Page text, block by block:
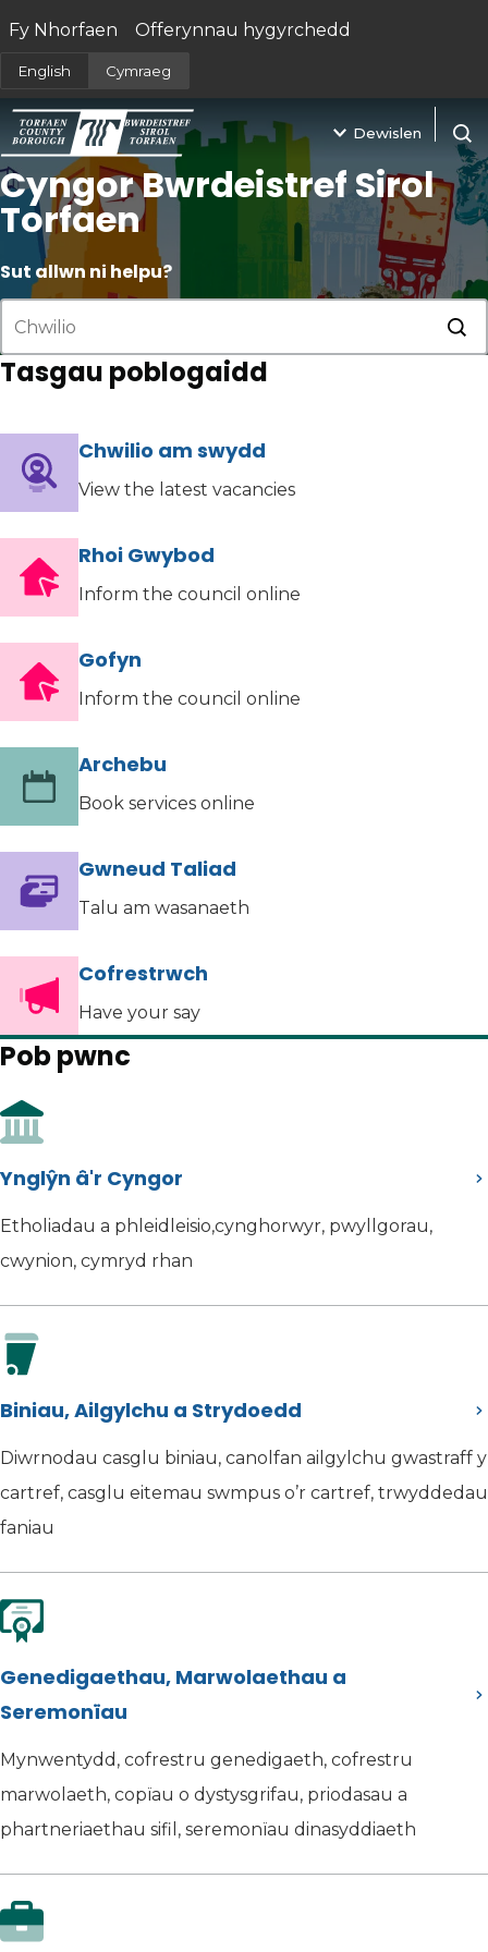
English Cymraeg
Fy Nhorfaen
(yn agor mewn tab newydd)
Offerynnau hygyrchedd
Dewislen
Cyngor Bwrdeistref Sirol
Torfaen
Sut allwn ni helpu?
Tasgau poblogaidd
Chwilio am swydd
(yn agor mewn tab newydd)
View the latest vacancies
Rhoi Gwybod
Inform the council online
Gofyn
Inform the council online
Archebu
Book services online
Gwneud Taliad
Talu am wasanaeth
Cofrestrwch
Have your say
Pob pwnc
Ynglŷn â'r Cyngor
Etholiadau a phleidleisio,cynghorwyr, pwyllgorau,
cwynion, cymryd rhan
Biniau, Ailgylchu a Strydoedd
Diwrnodau casglu biniau, canolfan ailgylchu gwastraff y
cartref, casglu eitemau swmpus o’r cartref, trwyddedau
faniau
Genedigaethau, Marwolaethau a
Seremonïau
Mynwentydd, cofrestru genedigaeth, cofrestru
marwolaeth, copïau o dystysgrifau, priodasau a
phartneriaethau sifil, seremonïau dinasyddiaeth